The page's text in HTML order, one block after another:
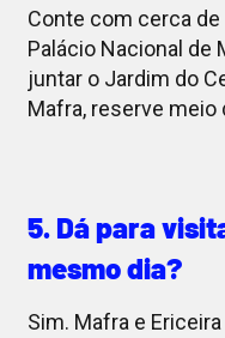
Conte com cerca de
Palácio Nacional de
juntar o Jardim do
Mafra, reserve meio
5. Dá para
mesmo dia?
Sim. Mafra e